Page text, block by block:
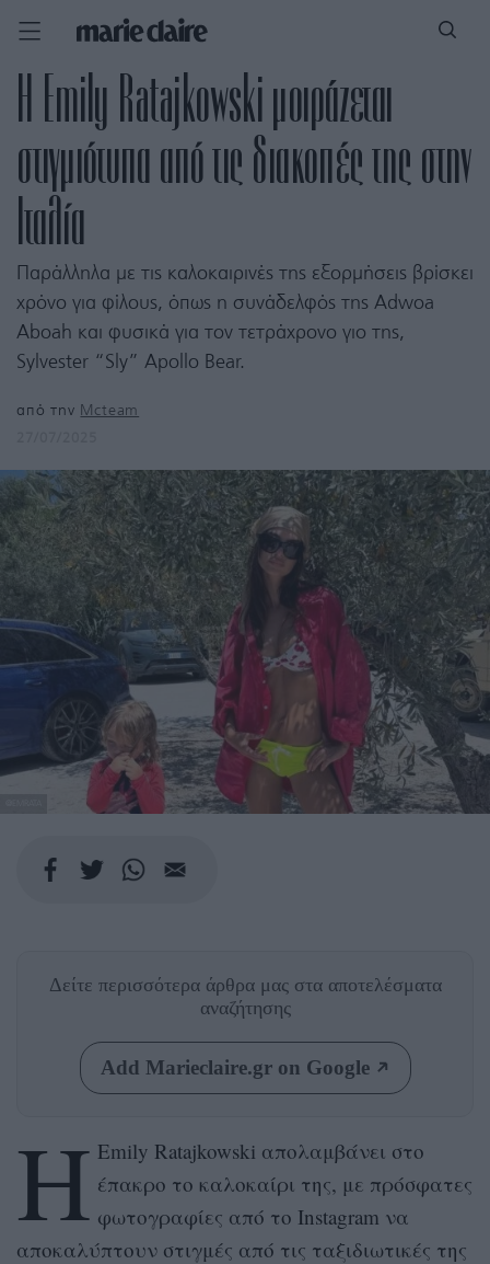
Η Emily Ratajkowski μοιράζεται
στιγμιότυπα από τις διακοπές της στην
Ιταλία
Παράλληλα με τις καλοκαιρινές της εξορμήσεις βρίσκει
χρόνο για φίλους, όπως η συνάδελφός της Adwoa
Aboah και φυσικά για τον τετράχρονο γιο της,
Sylvester “Sly” Apollo Bear.
από την Mcteam
Δείτε περισσότερα άρθρα μας στα αποτελέσματα
αναζήτησης
Add Marieclaire.gr on Google
Η Emily Ratajkowski απολαμβάνει στο
έπακρο το καλοκαίρι της, με πρόσφατες
φωτογραφίες από το Instagram να
αποκαλύπτουν στιγμές από τις ταξιδιωτικές της